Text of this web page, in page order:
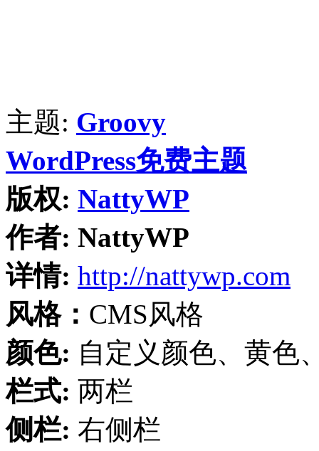
主题: Groovy
WordPress免费主题
版权: NattyWP
作者: NattyWP
详情: http://nattywp.com
风格： CMS风格
颜色: 自定义颜色、黄色
栏式: 两栏
侧栏: 右侧栏